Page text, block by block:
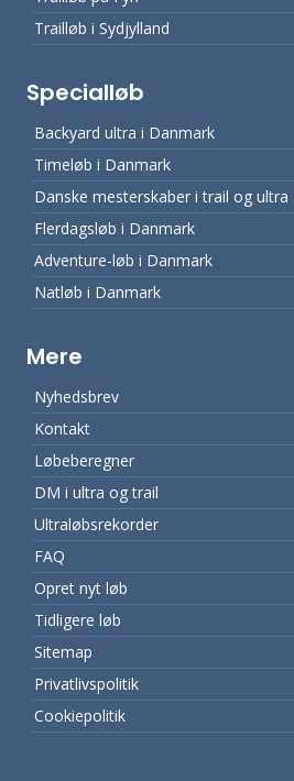
Trailløb i Sydjylland
Specialløb
Backyard ultra i Danmark
Timeløb i Danmark
Danske mesterskaber i trail og ultra
Flerdagsløb i Danmark
Adventure-løb i Danmark
Natløb i Danmark
Mere
Nyhedsbrev
Kontakt
Løbeberegner
DM i ultra og trail
Ultraløbsrekorder
FAQ
Opret nyt løb
Tidligere løb
Sitemap
Privatlivspolitik
Cookiepolitik